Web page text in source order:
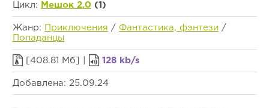
Цикл: Мешок 2.0 (1)
Жанр: Приключения / Фантастика, фэнтези /
Попаданцы
[408.81 Мб] | 128 kb/s
Добавлена: 25.09.24